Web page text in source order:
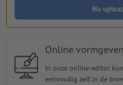
Nu
Online vormgeven
In onze online-editor
eenvoudig zelf in de